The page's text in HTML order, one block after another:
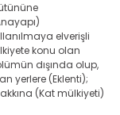
elverişli
konu olan
dışında olup,
yerlere (Eklenti);
(Kat mülkiyeti)